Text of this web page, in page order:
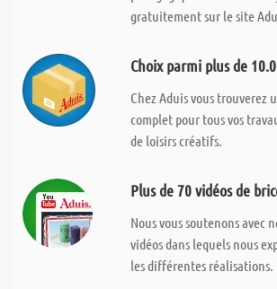
gratuitement sur le site
Choix parmi plus de
Chez Aduis vous trouverez
complet pour tous vos
de loisirs créatifs.
Plus de 70 vidéos de
Nous vous soutenons avec
vidéos dans lequels nous
les différentes réalisations.